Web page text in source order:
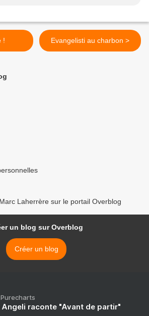
! Evangelisti au charbon >
Laherrère sur le portail Overblog
un blog sur Overblog
Créer un blog
Angeli raconte "Avant de partir"